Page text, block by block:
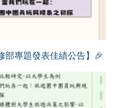
部專題發表佳績公告】🎉